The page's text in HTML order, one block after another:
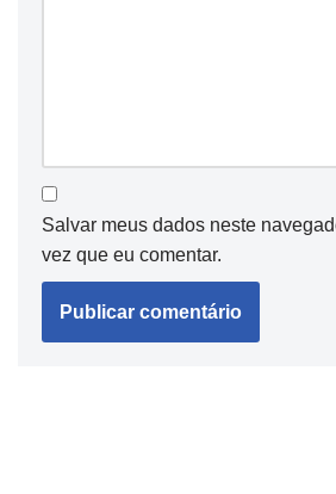
Salvar meus dados neste
vez que eu comentar.